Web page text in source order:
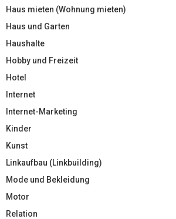
Haus mieten (Wohnung mieten)
Haus und Garten
Haushalte
Hobby und Freizeit
Hotel
Internet
Internet-Marketing
Kinder
Kunst
Linkaufbau (Linkbuilding)
Mode und Bekleidung
Motor
Relation